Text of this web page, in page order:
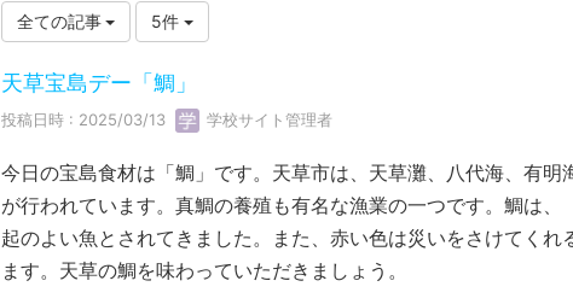
全ての記事 5件
天草宝島デー「鯛」
投稿日時 : 2025/03/13 学校サイト管理者
今日の宝島食材は「鯛」です。天草市は、天草灘、八代海、有
が行われています。真鯛の養殖も有名な漁業の一つです。鯛は
起のよい魚とされてきました。また、赤い色は災いをさけてく
ます。天草の鯛を味わっていただきましょう。